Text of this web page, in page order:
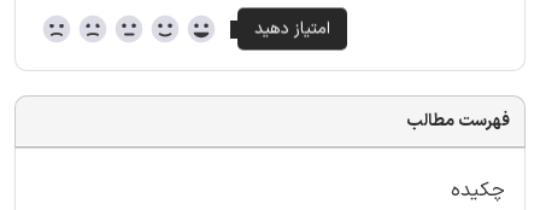
فهرست مطالب
چکیده